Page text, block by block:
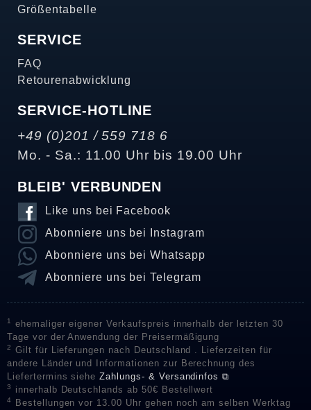
Größentabelle
SERVICE
FAQ
Retourenabwicklung
SERVICE-HOTLINE
+49 (0)201 / 559 718 6
Mo. - Sa.: 11.00 Uhr bis 19.00 Uhr
BLEIB' VERBUNDEN
Like uns bei Facebook
Abonniere uns bei Instagram
Abonniere uns bei Whatsapp
Abonniere uns bei Telegram
1
ehemaliger eigener Verkaufspreis innerhalb der letzten 30
Tage vor der Anwendung der Preisermäßigung
2
Gilt für Lieferungen nach Deutschland . Lieferzeiten für
andere Länder und Informationen zur Berechnung des
Liefertermins sieheZahlungs- & Versandinfos ⧉
3 innerhalb Deutschlands ab 50€ Bestellwert
4
Bestellungen vor 13.00 Uhr gehen noch am selben Werktag